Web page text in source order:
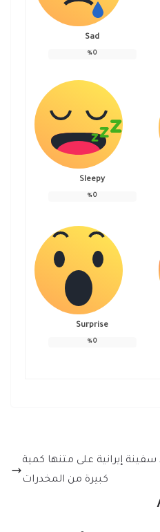
Sad
0
%
Sleepy
0
%
Surprise
0
%
إيرانية على متنها كمية
كبيرة من المخدرات